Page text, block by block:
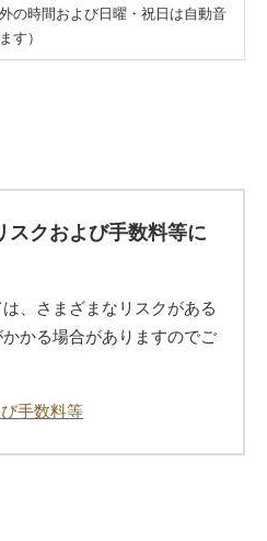
外の時間および日曜・祝日は自動音
す）
スクおよび手数料等に
、さまざまなリスクがある
かる場合がありますのでご
手数料等